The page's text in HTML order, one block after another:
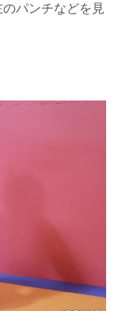
パンチなどを見